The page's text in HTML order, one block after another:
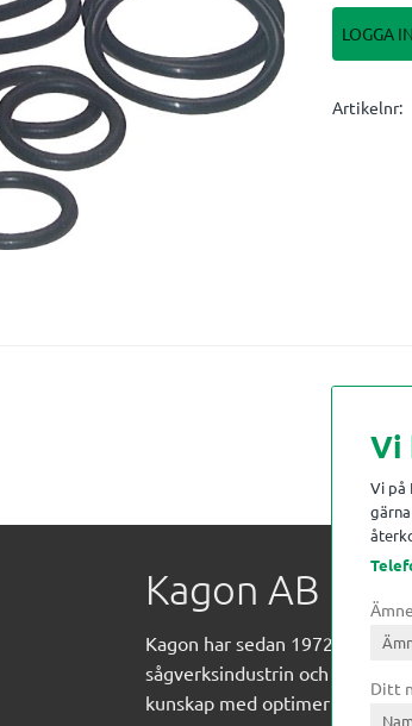
LOGGA
Artikelnr
Kagon AB
Kagon har sedan 1972
sågverksindustrin och övrig
kunskap med
Vi
Vi på
Ämne
Ditt